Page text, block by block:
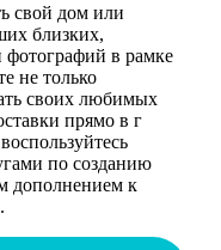
свой дом или
близких,
фотографий в рамке
не только
своих любимых
прямо в г
по созданию
дополнением к